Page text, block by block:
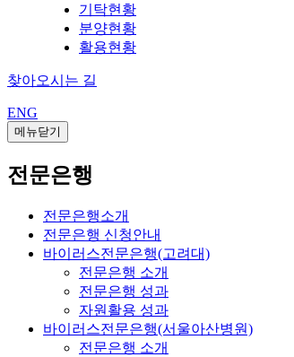
기탁현황
분양현황
활용현황
찾아오시는 길
ENG
메뉴닫기
전문은행
전문은행소개
전문은행 신청안내
바이러스전문은행(고려대)
전문은행 소개
전문은행 성과
자원활용 성과
바이러스전문은행(서울아산병원)
전문은행 소개